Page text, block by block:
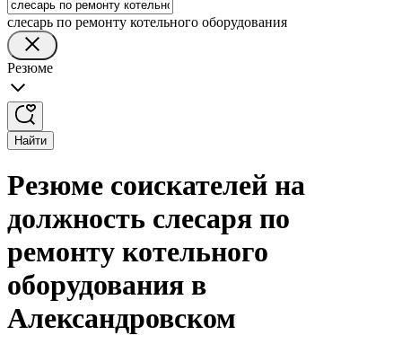
слесарь по ремонту котельного оборудования
Резюме
Найти
Резюме соискателей на
должность слесаря по
ремонту котельного
оборудования в
Александровском